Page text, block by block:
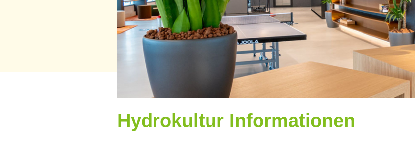
Hydrokultur Informationen